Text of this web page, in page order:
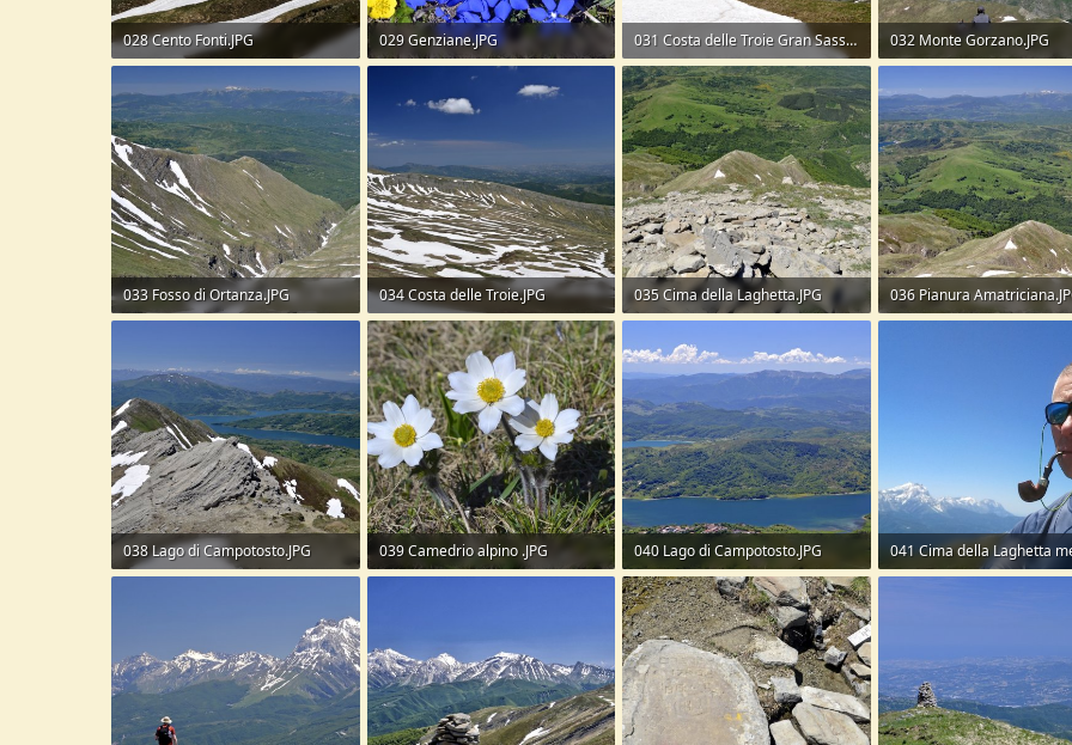
028 Cento Fonti.JPG
029 Genziane.JPG
427,7 KB · Visite: 45
031 Costa delle Troie Gran Sasso.JPG
208,6 KB · Visite: 63
032 Monte Gorzano.JPG
033 Fosso di Ortanza.JPG
034 Costa delle Troie.JPG
237,4 KB · Visite: 46
035 Cima della Laghetta.JPG
036 Pianura
038 Lago di Campotosto.JPG
039 Camedrio alpino .JPG
040 Lago di Campotosto.JPG
263,5 KB · Visite: 41